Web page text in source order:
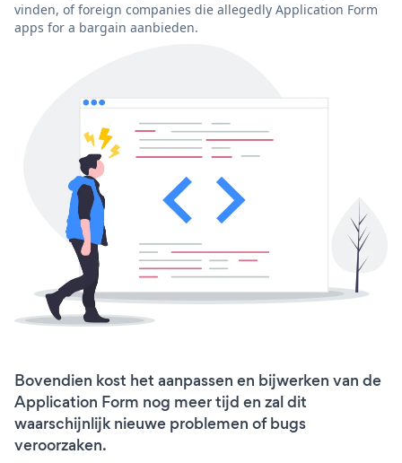
vinden, of foreign companies die allegedly Application Form
apps for a bargain aanbieden.
Bovendien kost het aanpassen en bijwerken van de
Application Form nog meer tijd en zal dit
waarschijnlijk nieuwe problemen of bugs
veroorzaken.